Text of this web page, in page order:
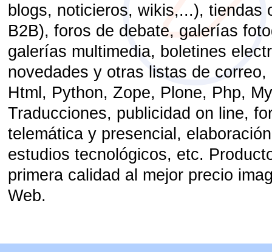
blogs, noticieros, wikis,...), tiendas
B2B), foros de debate, galerías
galerías multimedia, boletines
novedades y otras listas de correo,
Html, Python, Zope, Plone, Php,
Traducciones, publicidad on line,
telemática y presencial,
estudios tecnológicos, etc.
primera calidad al mejor precio
Web.